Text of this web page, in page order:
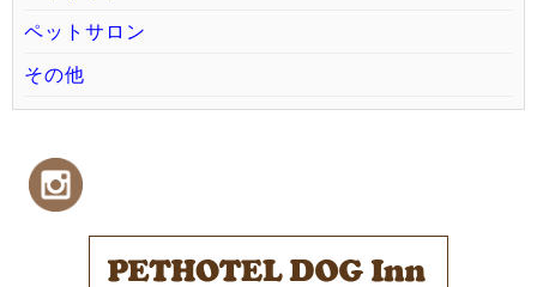
ペットサロン
その他